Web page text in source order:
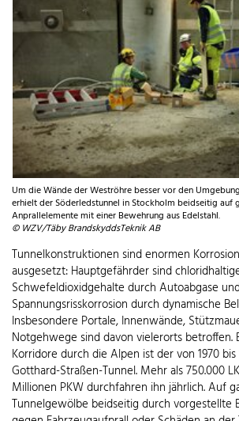
Um die Wände der Weströhre besser vor den
erhielt der Söderledstunnel in Stockholm beidseitig auf
Anprallelemente mit einer Bewehrung aus Edelstahl.
© WZV/Täby BrandskyddsTeknik AB
Tunnelkonstruktionen sind enormen
ausgesetzt: Hauptgefährder sind
Schwefeldioxidgehalte durch Autoabgase
Spannungsrisskorrosion durch dynamische
Insbesondere Portale, Innenwände,
Notgehwege sind davon vielerorts betroffen.
Korridore durch die Alpen ist der von 1970
Gotthard-Straßen-Tunnel. Mehr als 750.000
Millionen PKW durchfahren ihn jährlich. Auf
Tunnelgewölbe beidseitig durch vorgestellte